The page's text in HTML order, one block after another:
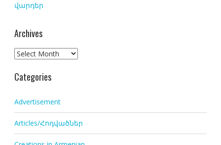
վարդեր
Archives
Archives
Categories
Advertisement
Articles/Հոդվածներ